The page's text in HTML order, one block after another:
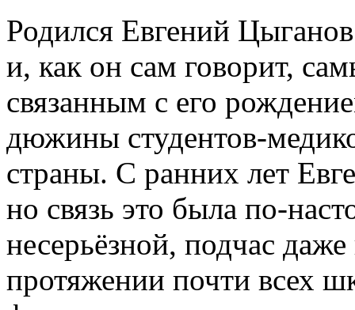
Родился Евгений
и, как он сам говорит,
связанным с его
дюжины студентов-
страны. С ранних лет
но связь это была по-
несерьёзной, подчас
протяжении почти всех